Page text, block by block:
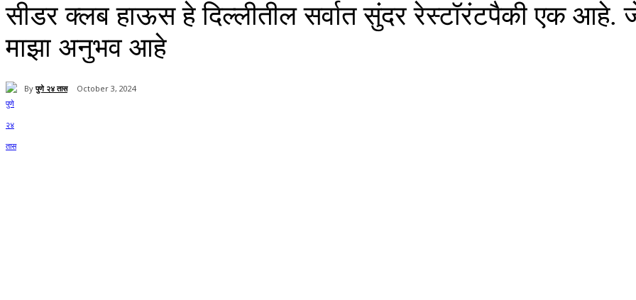
सीडर क्लब हाऊस हे दिल्लीतील सर्वात सुंदर रेस्टॉरंटपैकी एक
माझा अनुभव आहे
By पुणे २४ तास October 3, 2024